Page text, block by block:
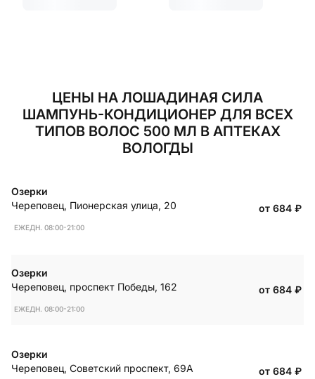
ЦЕНЫ НА ЛОШАДИНАЯ СИЛА
ШАМПУНЬ-КОНДИЦИОНЕР ДЛЯ ВСЕХ
ТИПОВ ВОЛОС 500 МЛ В АПТЕКАХ
ВОЛОГДЫ
Озерки
Череповец, Пионерская улица, 20
ЕЖЕДН. 08:00-21:00
от 684₽
Озерки
Череповец, проспект Победы, 162
ЕЖЕДН. 08:00-21:00
от 684₽
Озерки
Череповец, Советский проспект, 69А от 684₽